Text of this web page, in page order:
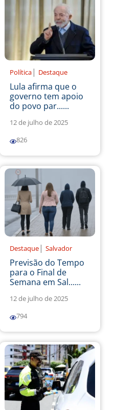
Política | Destaque
Lula afirma que o
governo tem apoio
do povo par......
12 de julho de 2025
826
Destaque | Salvador
Previsão do Tempo
para o Final de
Semana em Sal......
12 de julho de 2025
794